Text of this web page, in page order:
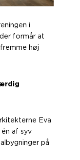
i
formår at
høj
Eva
af syv
på